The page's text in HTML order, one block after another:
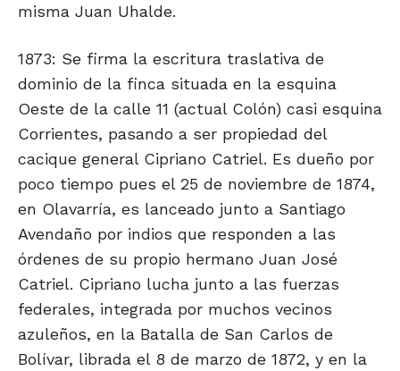
misma Juan Uhalde.
1873: Se firma la escritura traslativa de
dominio de la finca situada en la esquina
Oeste de la calle 11 (actual Colón) casi esquina
Corrientes, pasando a ser propiedad del
cacique general Cipriano Catriel. Es dueño por
poco tiempo pues el 25 de noviembre de 1874,
en Olavarría, es lanceado junto a Santiago
Avendaño por indios que responden a las
órdenes de su propio hermano Juan José
Catriel. Cipriano lucha junto a las fuerzas
federales, integrada por muchos vecinos
azuleños, en la Batalla de San Carlos de
Bolívar, librada el 8 de marzo de 1872, y en la